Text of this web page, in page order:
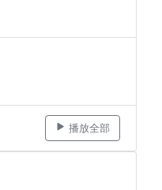
播放全部